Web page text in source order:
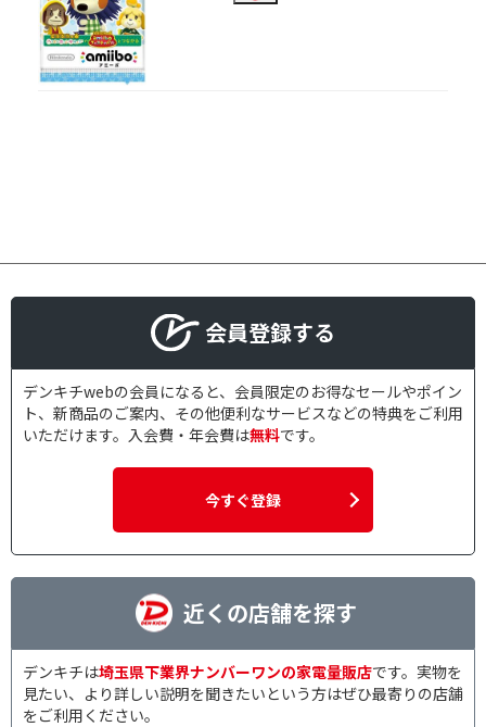
会員登録する
デンキチwebの会員になると、会員限定のお得なセールやポイン
ト、新商品のご案内、その他便利なサービスなどの特典をご利用
いただけます。入会費・年会費は無料です。
今すぐ登録
近くの店舗を探す
デンキチは埼玉県下業界ナンバーワンの家電量販店です。実物を
見たい、より詳しい説明を聞きたいという方はぜひ最寄りの店舗
をご利用ください。